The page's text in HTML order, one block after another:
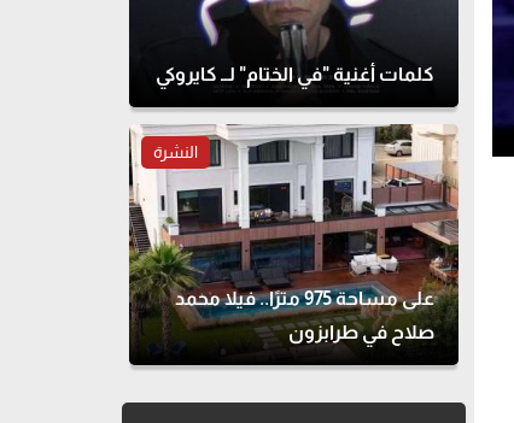
كلمات أغنية "في الختام" لــ كايروكي
النشرة
على مساحة 975 مترًا.. فيلا محمد
صلاح في طرابزون